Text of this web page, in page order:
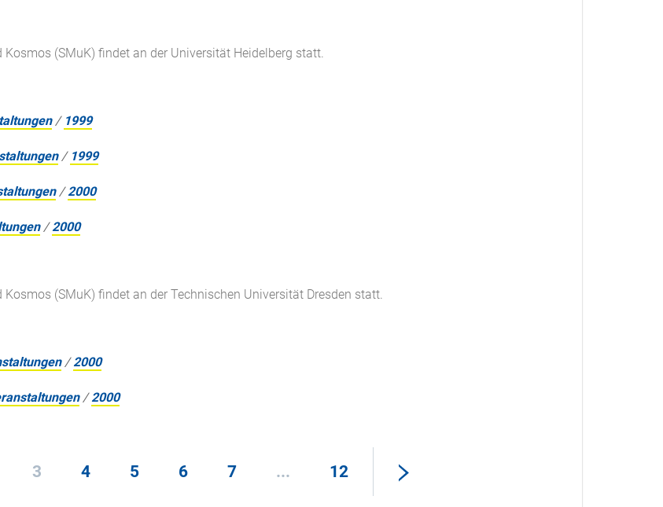
(SMuK) findet an der Universität Heidelberg statt.
/ 1999
/ 1999
/2000
/2000
(SMuK) findet an der Technischen Universität Dresden statt.
/2000
/2000
3 4 5 6 7 ... 12